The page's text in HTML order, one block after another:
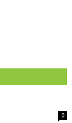
0